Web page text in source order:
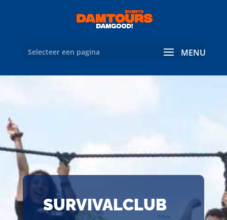
Selecteer een pagina
SURVIVALCLUB